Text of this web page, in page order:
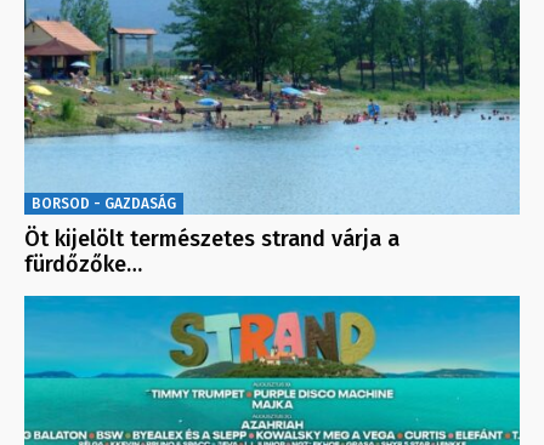
BORSOD - GAZDASÁG
Öt kijelölt természetes strand várja a
fürdőzőke…